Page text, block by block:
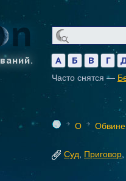
А Б В Г
Часто снятся —
О
Суд Приговор